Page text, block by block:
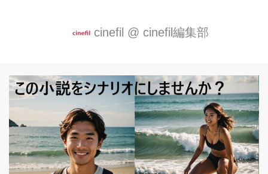
現在、製作されています。 2023年に
監督のもと、映画・演劇・音楽などで
活躍する役者が続々と集まって本作を
創りあげています。 注目の若手俳優
安野澄（『呪怨～呪いの家～』
NETFLIX、『ちむどんどん』NHK）
諏訪珠理(『裸足で鳴らしてみせろ』工
cinefil @ cinefil編集部